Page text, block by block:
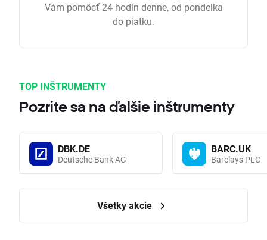
Vám pomôcť 24 hodín denne, od pondelka
do piatku.
TOP INŠTRUMENTY
Pozrite sa na ďalšie inštrumenty
DBK.DE
Deutsche Bank AG
BARC.UK
Barclays PLC
Všetky akcie